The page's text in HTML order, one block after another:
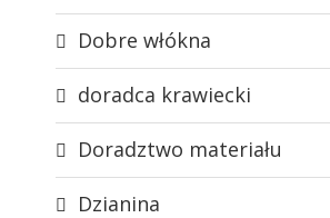
Dobre włókna
doradca krawiecki
Doradztwo materiału
Dzianina